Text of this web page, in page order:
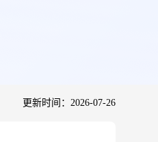
更新时间：2026-07-26